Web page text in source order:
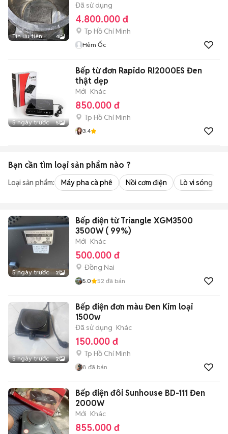
Tin ưu tiên 4
Đã sử dụng
4.800.000 đ
Tp Hồ Chí Minh
Hẻm Ốc
5 ngày trước 5
Bếp từ đơn Rapido RI2000ES Đen
thật dẹp
Mới Khác
850.000 đ
Tp Hồ Chí Minh
3.4
Bạn cần tìm loại sản phẩm nào ?
Loại sản phẩm: Máy pha cà phê Nồi cơm điện Lò vi sóng
5 ngày trước 2
Bếp điện từ Triangle XGM3500
3500W ( 99%)
Mới Khác
500.000 đ
Đồng Nai
5.0 52 đã bán
5 ngày trước 2
Bếp điện đơn màu Đen Kim loại
1500w
Đã sử dụng Khác
150.000 đ
Tp Hồ Chí Minh
8 đã bán
Bếp điện đôi Sunhouse BD-111 Đen
2000W
Mới Khác
855.000 đ